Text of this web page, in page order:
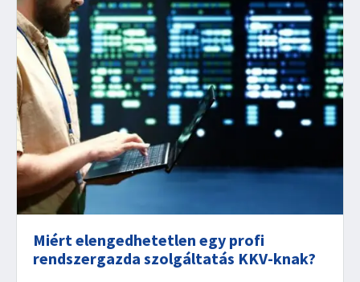
Miért elengedhetetlen egy profi
rendszergazda szolgáltatás KKV-knak?